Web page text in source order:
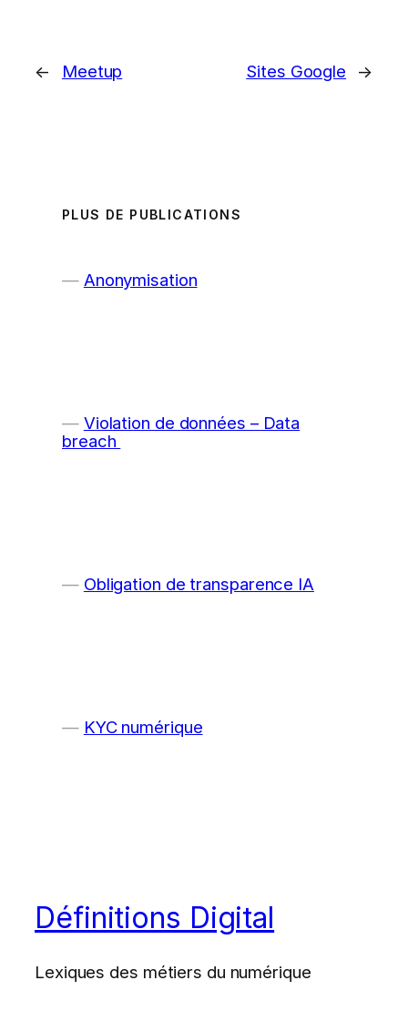
← Meetup Sites Google →
PLUS DE PUBLICATIONS
Anonymisation
Violation de données – Data
breach
Obligation de transparence IA
KYC numérique
Définitions Digital
Lexiques des métiers du numérique